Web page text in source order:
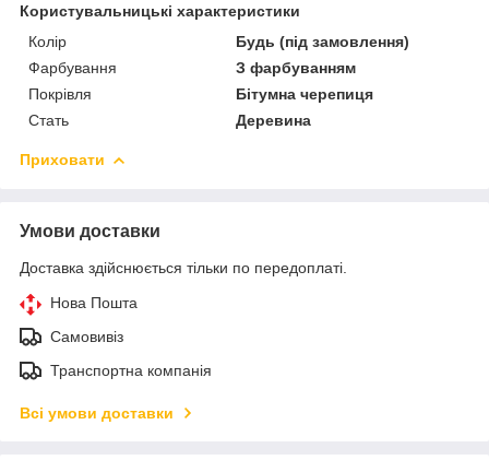
Користувальницькі характеристики
Колір
Будь (під замовлення)
Фарбування
З фарбуванням
Покрівля
Бітумна черепиця
Стать
Деревина
Приховати
Умови доставки
Доставка здійснюється тільки по передоплаті.
Нова Пошта
Самовивіз
Транспортна компанія
Всі умови доставки